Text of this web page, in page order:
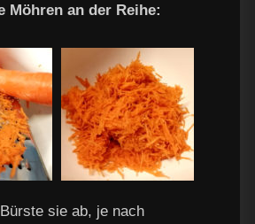
Möhren an der Reihe:
sie ab, je nach